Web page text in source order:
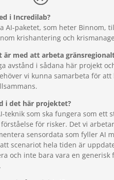
i Incredilab?
AI-paketet, som heter Binnom,
krishantering och
är med att arbeta
avstånd i sådana här projekt
vi kunna samarbeta för att
i det här projektet?
teknik som ska fungera som ett
för risker. Det vi
sensordata som fyller AI
scenariot hela tiden är
och inte bara vara en generisk